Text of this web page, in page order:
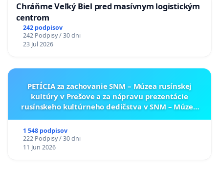
Chráňme Veľký Biel pred masívnym logistickým
centrom
242 podpisov
242 Podpisy / 30 dni
23 Jul 2026
PETÍCIA za zachovanie SNM – Múzea rusínskej
kultúry v Prešove a za nápravu prezentácie
rusínskeho kultúrneho dedičstva v SNM – Múzeu
1 548 podpisov
222 Podpisy / 30 dni
11 Jun 2026